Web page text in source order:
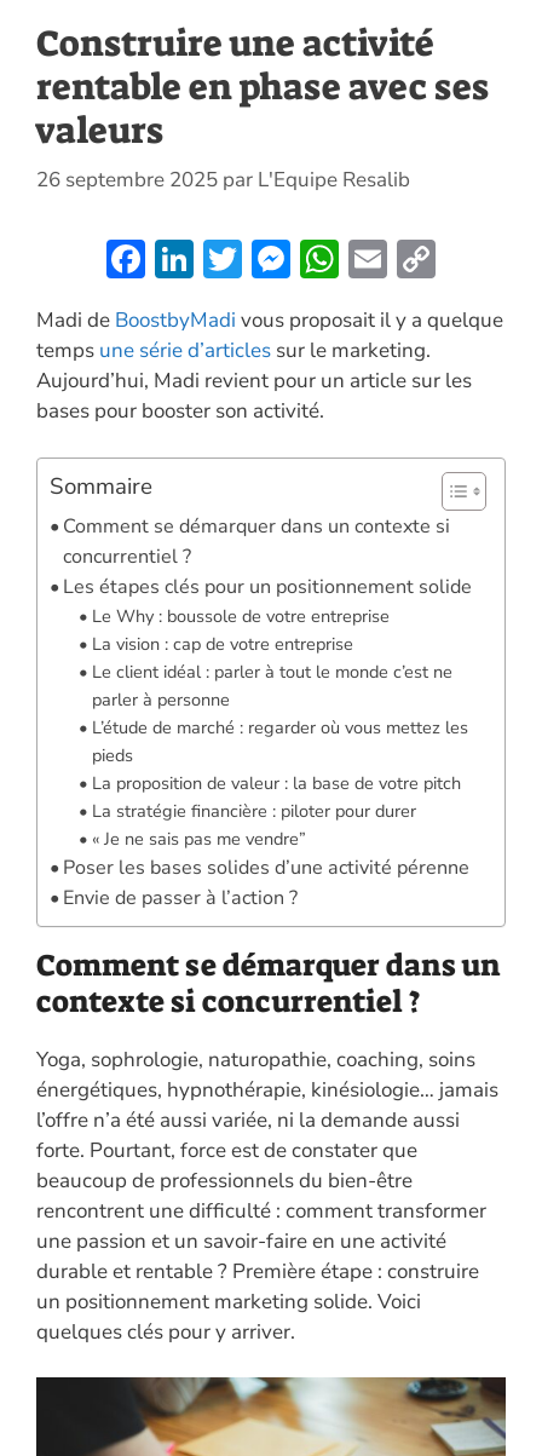
Construire une activité
rentable en phase avec ses
valeurs
26 septembre 2025 par L'Equipe Resalib
F
e
b
o
o
Li
k
e
dI
n
T
itt
er
M
se
n
g
er
W
at
s
p
E
ai
l
p
y
n
k
Madi de BoostbyMadi vous proposait il y a quelque
temps une série d’articles sur le marketing.
Aujourd’hui, Madi revient pour un article sur les
bases pour booster son activité.
Sommaire
Comment se démarquer dans un contexte si
concurrentiel ?
Les étapes clés pour un positionnement solide
Le Why : boussole de votre entreprise
La vision : cap de votre entreprise
Le client idéal : parler à tout le monde c’est ne
parler à personne
L’étude de marché : regarder où vous mettez les
pieds
La proposition de valeur : la base de votre pitch
La stratégie financière : piloter pour durer
« Je ne sais pas me vendre”
Poser les bases solides d’une activité pérenne
Envie de passer à l’action ?
Comment se démarquer dans un
contexte si concurrentiel ?
Yoga, sophrologie, naturopathie, coaching, soins
énergétiques, hypnothérapie, kinésiologie… jamais
l’offre n’a été aussi variée, ni la demande aussi
forte. Pourtant, force est de constater que
beaucoup de professionnels du bien-être
rencontrent une difficulté : comment transformer
une passion et un savoir-faire en une activité
durable et rentable ? Première étape : construire
un positionnement marketing solide. Voici
quelques clés pour y arriver.